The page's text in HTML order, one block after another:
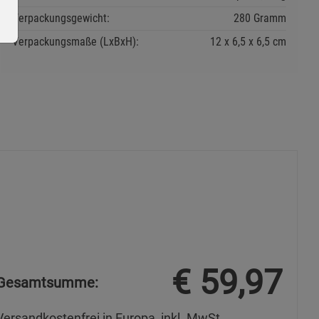
Verpackungsgewicht:
280 Gramm
Verpackungsmaße (LxBxH):
12 6,5 6,5 cm
€ 59,97